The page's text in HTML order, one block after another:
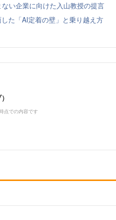
い企業に向けた入山教授の提言
た「AI定着の壁」と乗り越え方
点での内容です